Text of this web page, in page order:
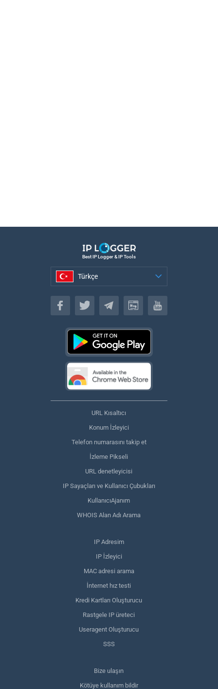
Best IP Logger & IP Tools
Türkçe
Türkçe
URL Kısaltıcı
Konum İzleyici
Telefon numarasını takip et
İzleme Pikseli
URL denetleyicisi
IP Sayaçları ve Kullanıcı Çubukları
KullanıcıAjanım
WHOIS Alan Adı Arama
IP Adresim
IP İzleyici
MAC adresi arama
İnternet hız testi
Kredi Kartları Oluşturucu
Rastgele IP üreteci
Useragent Oluşturucu
SSS
Bize ulaşın
Kötüye kullanım bildir